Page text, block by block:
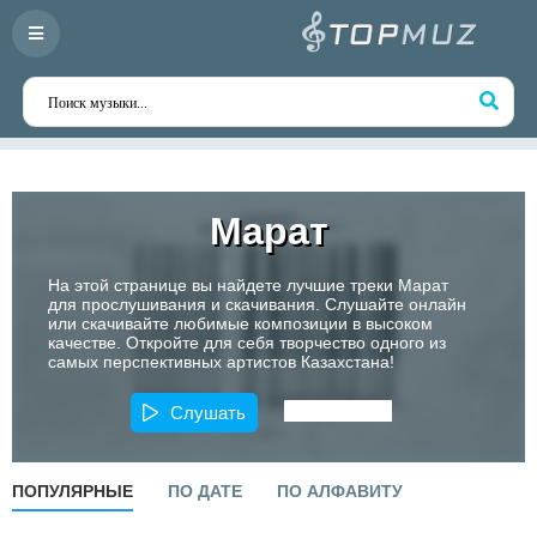
Марат
На этой странице вы найдете лучшие треки Марат
для прослушивания и скачивания. Слушайте онлайн
или скачивайте любимые композиции в высоком
качестве. Откройте для себя творчество одного из
самых перспективных артистов Казахстана!
Слушать
ПОПУЛЯРНЫЕ ПО ДАТЕ ПО АЛФАВИТУ